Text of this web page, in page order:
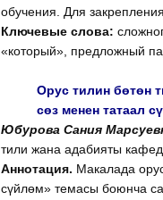
обучения. Для
Ключевые слова:
«который», предложный
Орус тилин бөтөн
сөз менен татаал
Юбурова Сания
тили жана адабияты
Аннотация. Макалада
сүйлөм» темасы боюнча